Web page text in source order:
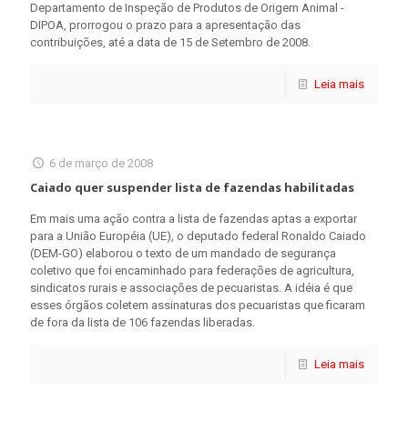
Departamento de Inspeção de Produtos de Origem Animal -
DIPOA, prorrogou o prazo para a apresentação das
contribuições, até a data de 15 de Setembro de 2008.
Leia mais
6 de março de 2008
Caiado quer suspender lista de fazendas habilitadas
Em mais uma ação contra a lista de fazendas aptas a exportar
para a União Européia (UE), o deputado federal Ronaldo Caiado
(DEM-GO) elaborou o texto de um mandado de segurança
coletivo que foi encaminhado para federações de agricultura,
sindicatos rurais e associações de pecuaristas. A idéia é que
esses órgãos coletem assinaturas dos pecuaristas que ficaram
de fora da lista de 106 fazendas liberadas.
Leia mais